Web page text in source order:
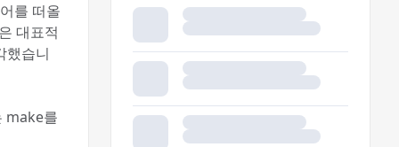
를 떠올
대표적
했습니
make를